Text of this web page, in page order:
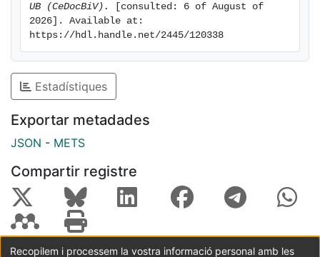
UB (CeDocBiV).
[consulted: 6 of August of
2026]. Available at:
https://hdl.handle.net/2445/120338
Estadístiques
Exportar metadades
JSON - METS
Compartir registre
Recopilem i processem la vostra informació personal amb les